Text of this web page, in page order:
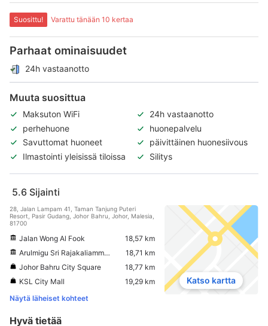
Suosittu! Varattu tänään 10 kertaa
Parhaat ominaisuudet
24h vastaanotto
Muuta suosittua
Maksuton WiFi
24h vastaanotto
perhehuone
huonepalvelu
Savuttomat huoneet
päivittäinen huonesiivous
Ilmastointi yleisissä tiloissa
Silitys
5.6 Sijainti
28, Jalan Lampam 41, Taman Tanjung Puteri
Resort, Pasir Gudang, Johor Bahru, Johor, Malesia,
81700
Jalan Wong Al Fook
18,57 km
Arulmigu Sri Rajakaliamman temppeli
18,71 km
Johor Bahru City Square
18,77 km
KSL City Mall
19,29 km
Näytä läheiset kohteet
Katso kartta
Hyvä tietää